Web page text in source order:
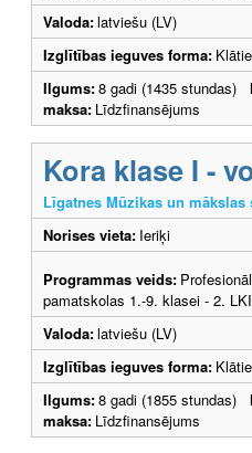
Valoda:latviešu (LV)
Izglītības ieguves forma:
Ilgums:8 gadi (1435 stundas)
maksa: Līdzfinansējums
Kora klase I -
Līgatnes Mūzikas un mākslas
Norises vieta: Ieriķi
Programmas veids:
pamatskolas 1.-9. klasei - 2.
Valoda:latviešu (LV)
Izglītības ieguves forma:
Ilgums:8 gadi (1855 stundas)
maksa: Līdzfinansējums